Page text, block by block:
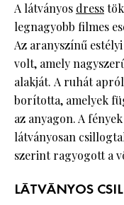
A látványos dress
legnagyobb filmes
Az aranyszínű
volt, amely
alakját. A ruhát
borította, amelyek
az anyagon. A
látványosan
szerint ragyogott a
LÁTVÁNYOS